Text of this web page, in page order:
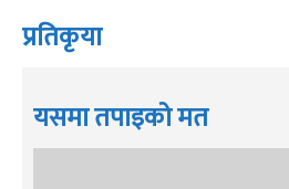
प्रतिकृया
यसमा तपाइको मत